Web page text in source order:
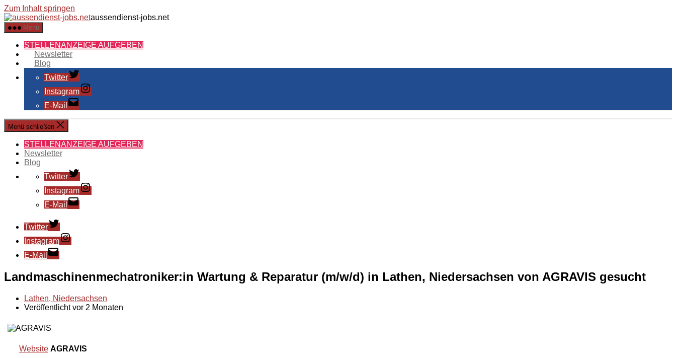
Zum Inhalt springen
aussendienst-jobs.net
Menü
STELLENANZEIGE AUFGEBEN
Newsletter
Blog
Twitter
Instagram
E-Mail
Menü schließen
STELLENANZEIGE AUFGEBEN
Newsletter
Blog
Twitter
Instagram
E-Mail
Twitter
Instagram
E-Mail
Landmaschinenmechatroniker:in Wartung & Reparatur (m/w/d) in Lathen, Niedersachsen von AGRAVIS gesucht
Lathen, Niedersachsen
Veröffentlicht vor 2 Monaten
Website AGRAVIS